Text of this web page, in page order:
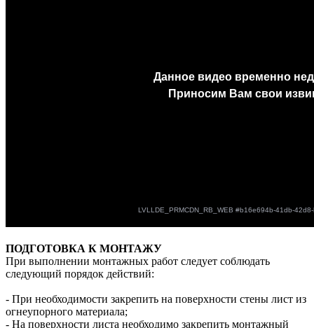
ПОДГОТОВКА К МОНТАЖУ
При выполнении монтажных работ следует соблюдать
следующий порядок действий:
- При необходимости закрепить на поверхности стены лист из
огнеупорного материала;
- На поверхности листа необходимо закрепить монтажный